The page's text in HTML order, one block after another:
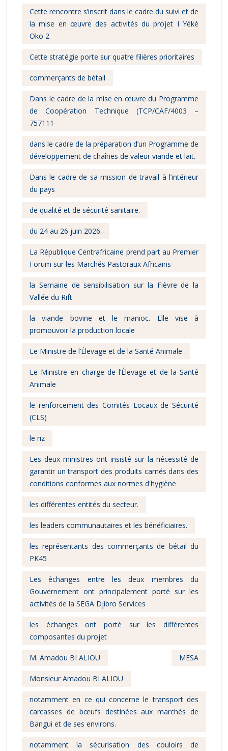
Cette rencontre s’inscrit dans le cadre du suivi et de
la mise en œuvre des activités du projet I Yéké
Oko 2
Cette stratégie porte sur quatre filières prioritaires
commerçants de bétail
Dans le cadre de la mise en œuvre du Programme
de Coopération Technique (TCP/CAF/4003 –
757111
dans le cadre de la préparation d’un Programme de
développement de chaînes de valeur viande et lait.
Dans le cadre de sa mission de travail à l’intérieur
du pays
de qualité et de sécurité sanitaire.
du 24 au 26 juin 2026.
La République Centrafricaine prend part au Premier
Forum sur les Marchés Pastoraux Africains
la Semaine de sensibilisation sur la Fièvre de la
Vallée du Rift
la viande bovine et le manioc. Elle vise à
promouvoir la production locale
Le Ministre de l’Élevage et de la Santé Animale
Le Ministre en charge de l’Élevage et de la Santé
Animale
le renforcement des Comités Locaux de Sécurité
(CLS)
le riz
Les deux ministres ont insisté sur la nécessité de
garantir un transport des produits carnés dans des
conditions conformes aux normes d'hygiène
les différentes entités du secteur.
les leaders communautaires et les bénéficiaires.
les représentants des commerçants de bétail du
PK45
Les échanges entre les deux membres du
Gouvernement ont principalement porté sur les
activités de la SEGA Djibro Services
les échanges ont porté sur les différentes
composantes du projet
M. Amadou BI ALIOU MESA
Monsieur Amadou BI ALIOU
notamment en ce qui concerne le transport des
carcasses de bœufs destinées aux marchés de
Bangui et de ses environs.
notamment la sécurisation des couloirs de